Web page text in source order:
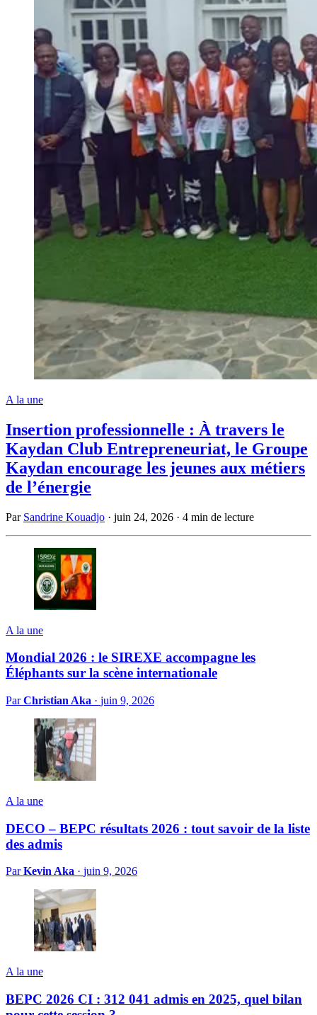
A la une
Insertion professionnelle : À travers le
Kaydan Club Entrepreneuriat, le Groupe
Kaydan encourage les jeunes aux métiers
de l’énergie
Par Sandrine Kouadjo · juin 24, 2026 · 4 min de lecture
A la une
Mondial 2026 : le SIREXE accompagne les
Éléphants sur la scène internationale
ParChristian Aka · juin 9, 2026
A la une
DECO – BEPC résultats 2026 : tout savoir de la liste
des admis
ParKevin Aka · juin 9, 2026
A la une
BEPC 2026 CI : 312 041 admis en 2025, quel bilan